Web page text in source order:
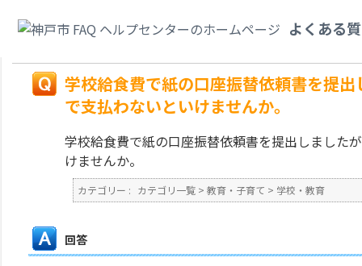
よくある
書で支払わないといけませんか。
学校給食費で紙の口座振替依頼書を提
で支払わないといけませんか。
学校給食費で紙の口座振替依頼書を提出しました
けませんか。
カテゴリー : カテゴリ一覧 > 教育・子育て > 学校・教育
回答